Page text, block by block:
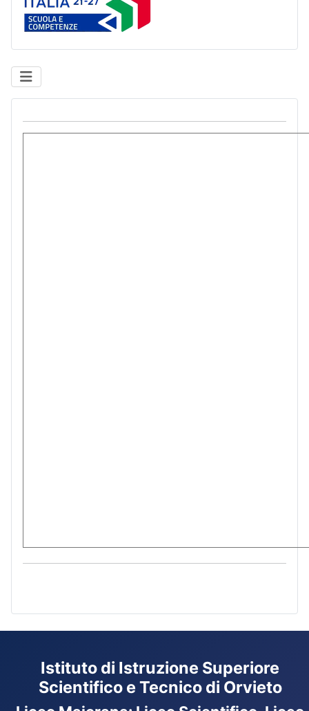
Istituto di Istruzione Superiore
Scientifico e Tecnico di Orvieto